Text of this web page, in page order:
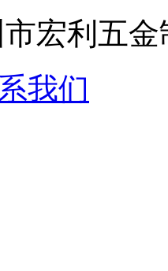
宏利五
我们